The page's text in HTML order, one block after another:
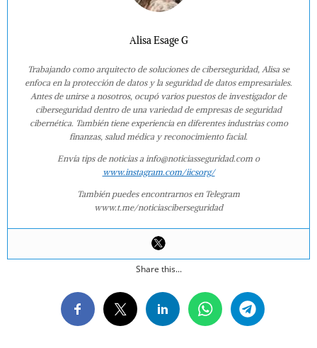
Alisa Esage G
Trabajando como arquitecto de soluciones de ciberseguridad, Alisa se
enfoca en la protección de datos y la seguridad de datos empresariales.
Antes de unirse a nosotros, ocupó varios puestos de investigador de
ciberseguridad dentro de una variedad de empresas de seguridad
cibernética. También tiene experiencia en diferentes industrias como
finanzas, salud médica y reconocimiento facial.
Envía tips de noticias a info@noticiasseguridad.com o
www.instagram.com/iicsorg/
También puedes encontrarnos en Telegram
www.t.me/noticiasciberseguridad
Share this...